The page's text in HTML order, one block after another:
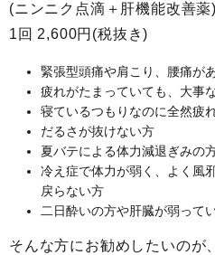
(ニンニク点滴＋肝機能改善薬)
1回 2,600円(税抜き)
緊張型頭痛や肩こり、腰痛が
疲れがたまっていても、大事
寝ているつもりなのに全然疲
だるさが抜けない方
夏バテによる体力減退ぎみの
冷え症で体力が弱く、よく風
戻らない方
二日酔いの方や肝臓が弱って
そんな方にお勧めしたいのが